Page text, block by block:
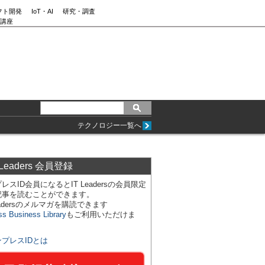
ト開発 IoT・AI
研究・調査
座
テクノロジー一覧へ
会員登録
スID会員になるとIT Leadersの会員限定
を読むことができます。
のメルマガを購読できます
Business Libraryもご利用いただけま
プレスIDとは